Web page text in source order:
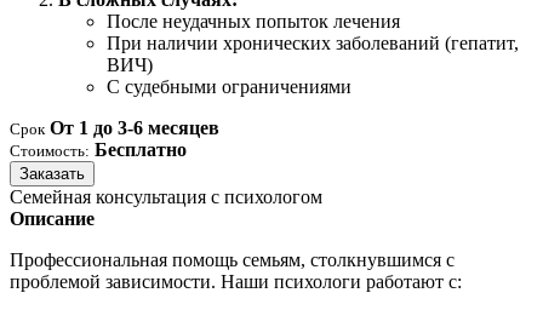
После неудачных попыток лечения
При наличии хронических заболеваний (гепатит,
ВИЧ)
С судебными ограничениями
Срок От 1 до 3-6 месяцев
Стоимость: Бесплатно
Заказать
Семейная консультация с психологом
Описание
Профессиональная помощь семьям, столкнувшимся с
проблемой зависимости. Наши психологи работают с: